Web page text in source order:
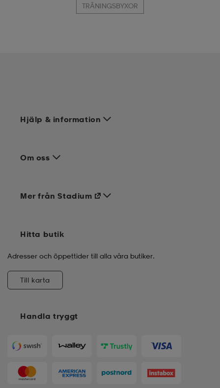
TRÄNINGSBYXOR
Hjälp & information
Om oss
Handla tryggt
Mer från Stadium
Hitta butik
Adresser och öppettider till alla våra butiker.
Till karta